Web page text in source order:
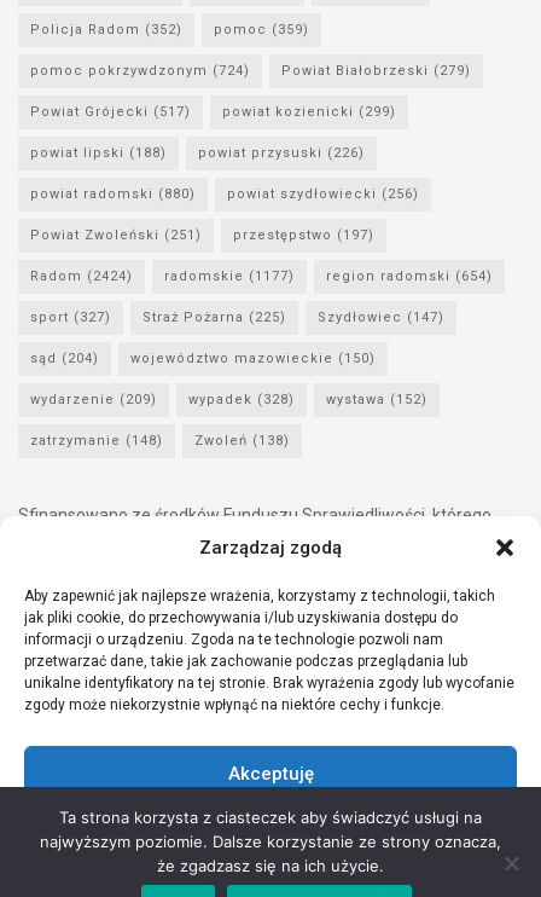
Zarządzaj zgodą
Aby zapewnić jak najlepsze wrażenia, korzystamy z technologii, takich
jak pliki cookie, do przechowywania i/lub uzyskiwania dostępu do
informacji o urządzeniu. Zgoda na te technologie pozwoli nam
przetwarzać dane, takie jak zachowanie podczas przeglądania lub
unikalne identyfikatory na tej stronie. Brak wyrażenia zgody lub wycofanie
zgody może niekorzystnie wpłynąć na niektóre cechy i funkcje.
Akceptuję
Odmów
Zobacz preferencje
Policja Radom (352) pomoc (359)
pomoc pokrzywdzonym (724) Powiat Białobrzeski (279)
Powiat Grójecki (517) powiat kozienicki (299)
powiat lipski (188) powiat przysuski (226)
powiat radomski (880) powiat szydłowiecki (256)
Powiat Zwoleński (251) przestępstwo (197)
Radom (2424) radomskie (1177) region radomski (654)
sport (327) Straż Pożarna (225) Szydłowiec (147)
sąd (204) województwo mazowieckie (150)
wydarzenie (209) wypadek (328) wystawa (152)
zatrzymanie (148) Zwoleń (138)
Sfinansowano ze środków Funduszu Sprawiedliwości, którego
dysponentem jest Minister Sprawiedliwości.
Copyright © 2021 Stowarzyszenie Przyjaciół Zdrowia - Wszelkie prawa
Ta strona korzysta z ciasteczek aby świadczyć usługi na
najwyższym poziomie. Dalsze korzystanie ze strony oznacza,
że zgadzasz się na ich użycie.